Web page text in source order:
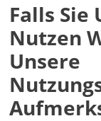
Falls Sie
Nutzen
Unsere